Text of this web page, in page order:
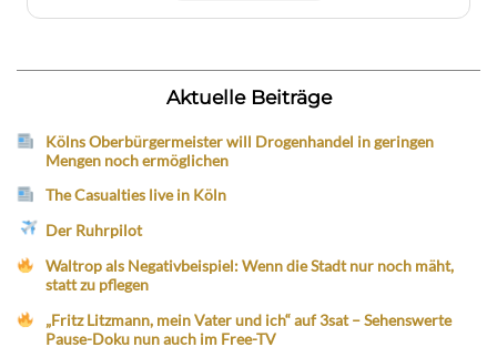
Aktuelle Beiträge
Kölns Oberbürgermeister will Drogenhandel in geringen
Mengen noch ermöglichen
The Casualties live in Köln
Der Ruhrpilot
Waltrop als Negativbeispiel: Wenn die Stadt nur noch mäht,
statt zu pflegen
„Fritz Litzmann, mein Vater und ich“ auf 3sat – Sehenswerte
Pause-Doku nun auch im Free-TV